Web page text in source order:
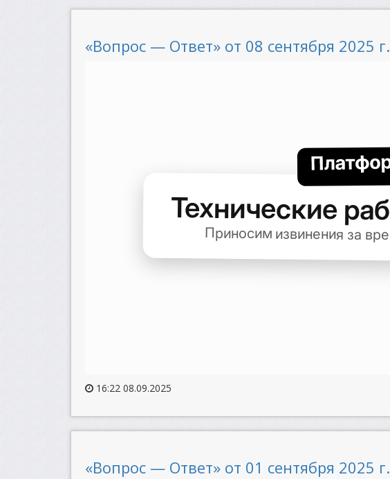
«Вопрос — Ответ» от 08 сентября 2025 г.
16:22 08.09.2025
«Вопрос — Ответ» от 01 сентября 2025 г.